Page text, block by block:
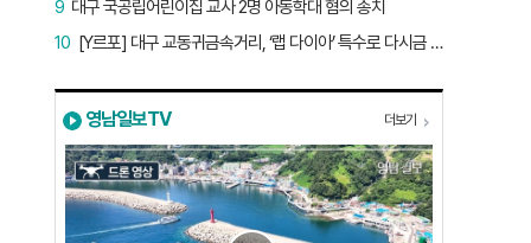
대구 국공립어린이집 교사 2명 아동학대 혐의 송치
9
[Y르포] 대구 교동귀금속거리, ‘랩 다이아’ 특수로 다시금 활기…“반짝 인기 의존 않는 지속 가능 성장 동력 마련해야”
10
영남일보TV 더보기